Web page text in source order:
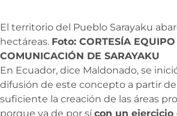
El territorio del Pueblo Sarayaku
hectáreas. Foto: CORTESÍA EQUIPO
COMUNICACIÓN DE SARAYAKU
En Ecuador, dice Maldonado, se
difusión de este concepto a partir del
suficiente la creación de las áreas
porque ya de por sícon un